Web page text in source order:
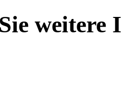
weitere